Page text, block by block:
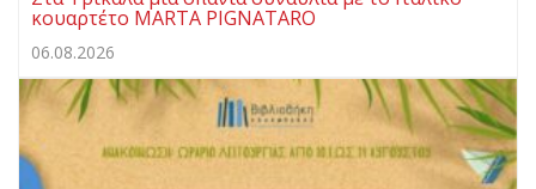
κουαρτέτο MARTA PIGNATARO
06.08.2026